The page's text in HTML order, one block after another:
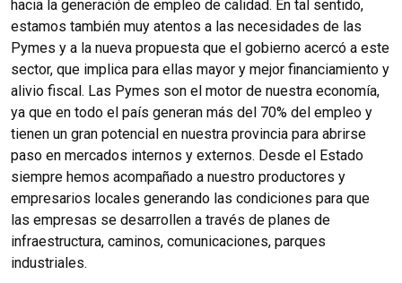
hacia la generación de empleo de calidad. En tal sentido,
estamos también muy atentos a las necesidades de las
Pymes y a la nueva propuesta que el gobierno acercó a este
sector, que implica para ellas mayor y mejor financiamiento y
alivio fiscal. Las Pymes son el motor de nuestra economía,
ya que en todo el país generan más del 70% del empleo y
tienen un gran potencial en nuestra provincia para abrirse
paso en mercados internos y externos. Desde el Estado
siempre hemos acompañado a nuestro productores y
empresarios locales generando las condiciones para que
las empresas se desarrollen a través de planes de
infraestructura, caminos, comunicaciones, parques
industriales.